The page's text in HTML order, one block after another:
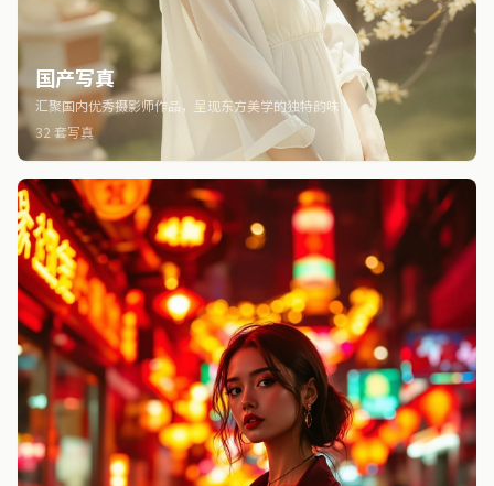
国产写真
汇聚国内优秀摄影师作品，呈现东方美学的独特韵味
32 套写真